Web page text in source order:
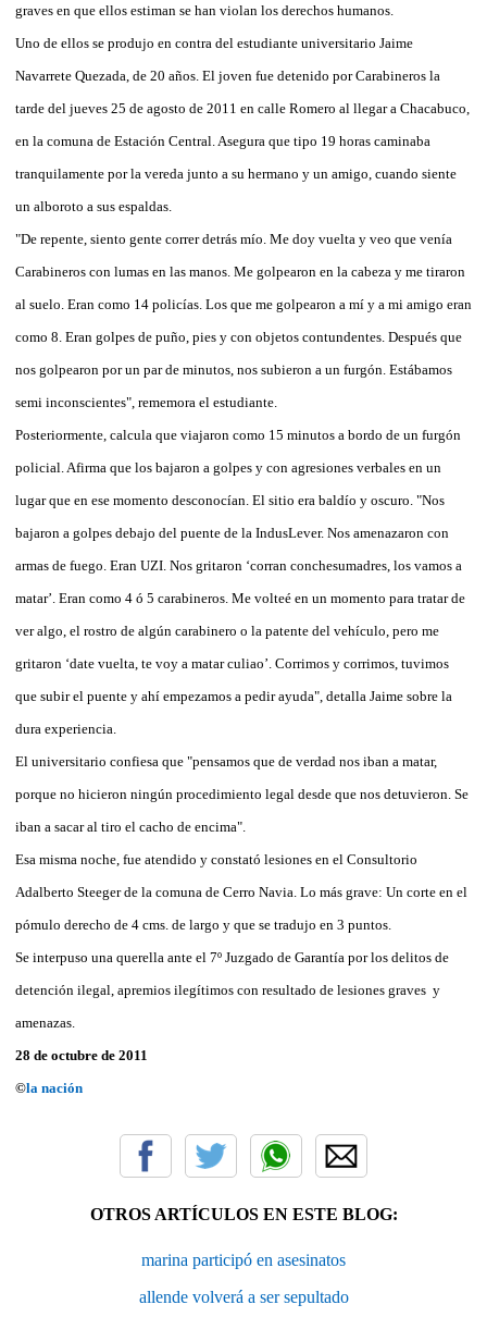
graves en que ellos estiman se han violan los derechos humanos.
Uno de ellos se produjo en contra del estudiante universitario Jaime
Navarrete Quezada, de 20 años. El joven fue detenido por Carabineros la
tarde del jueves 25 de agosto de 2011 en calle Romero al llegar a Chacabuco,
en la comuna de Estación Central. Asegura que tipo 19 horas caminaba
tranquilamente por la vereda junto a su hermano y un amigo, cuando siente
un alboroto a sus espaldas.
"De repente, siento gente correr detrás mío. Me doy vuelta y veo que venía
Carabineros con lumas en las manos. Me golpearon en la cabeza y me tiraron
al suelo. Eran como 14 policías. Los que me golpearon a mí y a mi amigo eran
como 8. Eran golpes de puño, pies y con objetos contundentes. Después que
nos golpearon por un par de minutos, nos subieron a un furgón. Estábamos
semi inconscientes", rememora el estudiante.
Posteriormente, calcula que viajaron como 15 minutos a bordo de un furgón
policial. Afirma que los bajaron a golpes y con agresiones verbales en un
lugar que en ese momento desconocían. El sitio era baldío y oscuro. "Nos
bajaron a golpes debajo del puente de la IndusLever. Nos amenazaron con
armas de fuego. Eran UZI. Nos gritaron ‘corran conchesumadres, los vamos a
matar’. Eran como 4 ó 5 carabineros. Me volteé en un momento para tratar de
ver algo, el rostro de algún carabinero o la patente del vehículo, pero me
gritaron ‘date vuelta, te voy a matar culiao’. Corrimos y corrimos, tuvimos
que subir el puente y ahí empezamos a pedir ayuda", detalla Jaime sobre la
dura experiencia.
El universitario confiesa que "pensamos que de verdad nos iban a matar,
porque no hicieron ningún procedimiento legal desde que nos detuvieron. Se
iban a sacar al tiro el cacho de encima".
Esa misma noche, fue atendido y constató lesiones en el Consultorio
Adalberto Steeger de la comuna de Cerro Navia. Lo más grave: Un corte en el
pómulo derecho de 4 cms. de largo y que se tradujo en 3 puntos.
Se interpuso una querella ante el 7º Juzgado de Garantía por los delitos de
detención ilegal, apremios ilegítimos con resultado de lesiones graves y
amenazas.
28 de octubre de 2011
©la nación
OTROS ARTÍCULOS EN ESTE BLOG:
marina participó en asesinatos
allende volverá a ser sepultado